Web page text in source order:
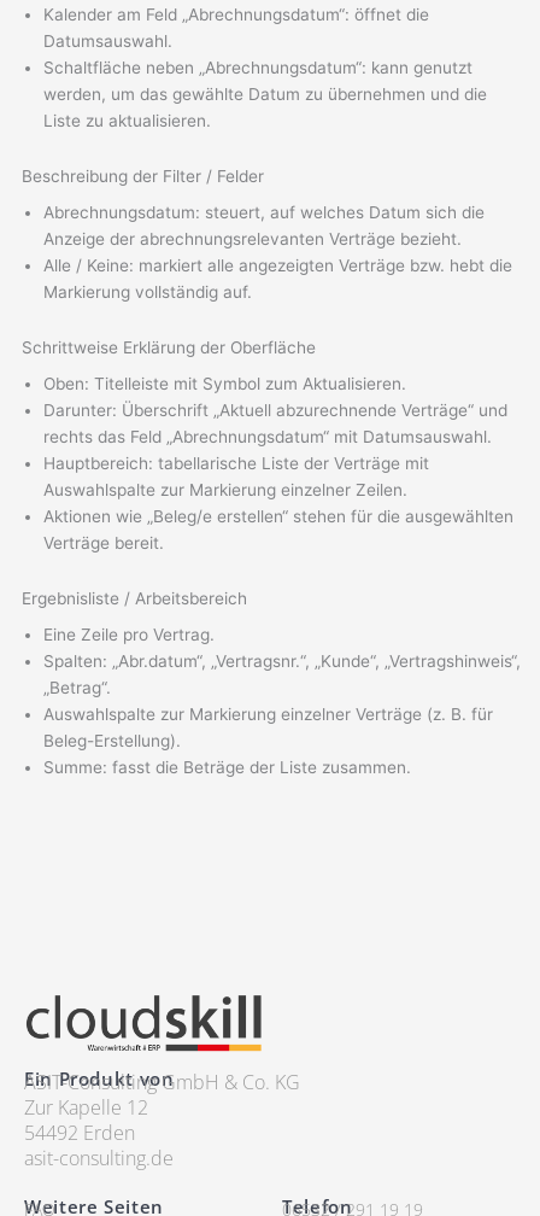
Kalender am Feld „Abrechnungsdatum“: öffnet die
Datumsauswahl.
Schaltfläche neben „Abrechnungsdatum“: kann genutzt
werden, um das gewählte Datum zu übernehmen und die
Liste zu aktualisieren.
Beschreibung der Filter / Felder
Abrechnungsdatum: steuert, auf welches Datum sich die
Anzeige der abrechnungsrelevanten Verträge bezieht.
Alle / Keine: markiert alle angezeigten Verträge bzw. hebt die
Markierung vollständig auf.
Schrittweise Erklärung der Oberfläche
Oben: Titelleiste mit Symbol zum Aktualisieren.
Darunter: Überschrift „Aktuell abzurechnende Verträge“ und
rechts das Feld „Abrechnungsdatum“ mit Datumsauswahl.
Hauptbereich: tabellarische Liste der Verträge mit
Auswahlspalte zur Markierung einzelner Zeilen.
Aktionen wie „Beleg/e erstellen“ stehen für die ausgewählten
Verträge bereit.
Ergebnisliste / Arbeitsbereich
Eine Zeile pro Vertrag.
Spalten: „Abr.datum“, „Vertragsnr.“, „Kunde“, „Vertragshinweis“,
„Betrag“.
Auswahlspalte zur Markierung einzelner Verträge (z. B. für
Beleg-Erstellung).
Summe: fasst die Beträge der Liste zusammen.
Ein Produkt von
ASIT-Consulting GmbH & Co. KG
Zur Kapelle 12
54492 Erden
asit-consulting.de
Weitere Seiten
FAQ Telefon
06532 / 291 19 19